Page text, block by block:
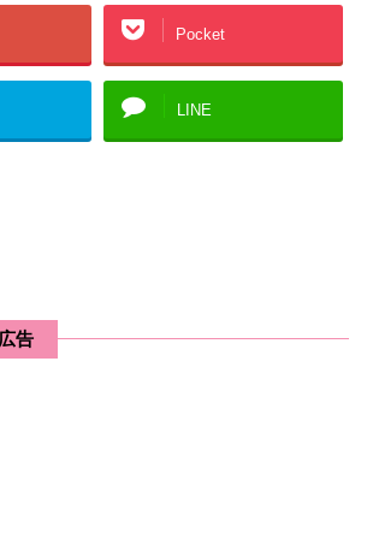
Pocket
LINE
告